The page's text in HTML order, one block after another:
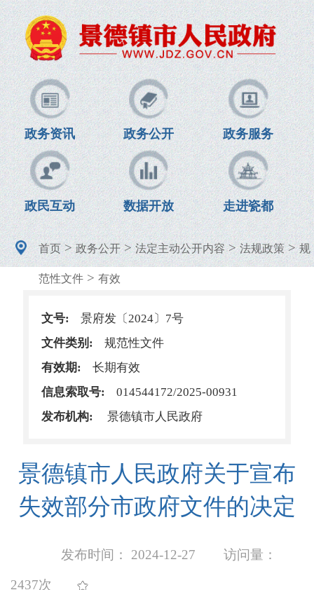
政务资讯 政务公开 政务服务
政民互动 数据开放 走进瓷都
首页>政务公开>法定主动公开内容>法规政策>规
范性文件> 有效
文号:
景府发〔2024〕7号
文件类别:
规范性文件
有效期:
长期有效
信息索取号:
014544172/2025-00931
发布机构:
景德镇市人民政府
景德镇市人民政府关于宣布
失效部分市政府文件的决定
发布时间： 2024-12-27 访问量：
2437次